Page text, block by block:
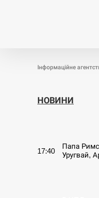
Інформаційне
НОВИНИ
17:40
Папа
Уругвай,